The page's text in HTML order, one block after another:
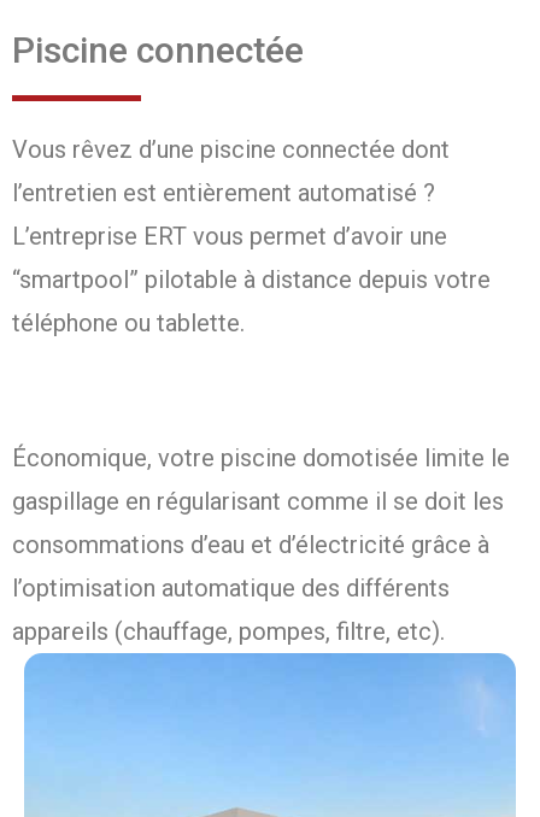
Piscine connectée
Vous rêvez d’une piscine connectée dont
l’entretien est entièrement automatisé ?
L’entreprise ERT vous permet d’avoir une
“smartpool” pilotable à distance depuis votre
téléphone ou tablette.
Économique, votre piscine domotisée limite le
gaspillage en régularisant comme il se doit les
consommations d’eau et d’électricité grâce à
l’optimisation automatique des différents
appareils (chauffage, pompes, filtre, etc).